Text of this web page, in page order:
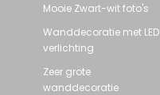
Mooie Zwart-wit foto's
Wanddecoratie met LED
verlichting
Zeer grote
wanddecoratie